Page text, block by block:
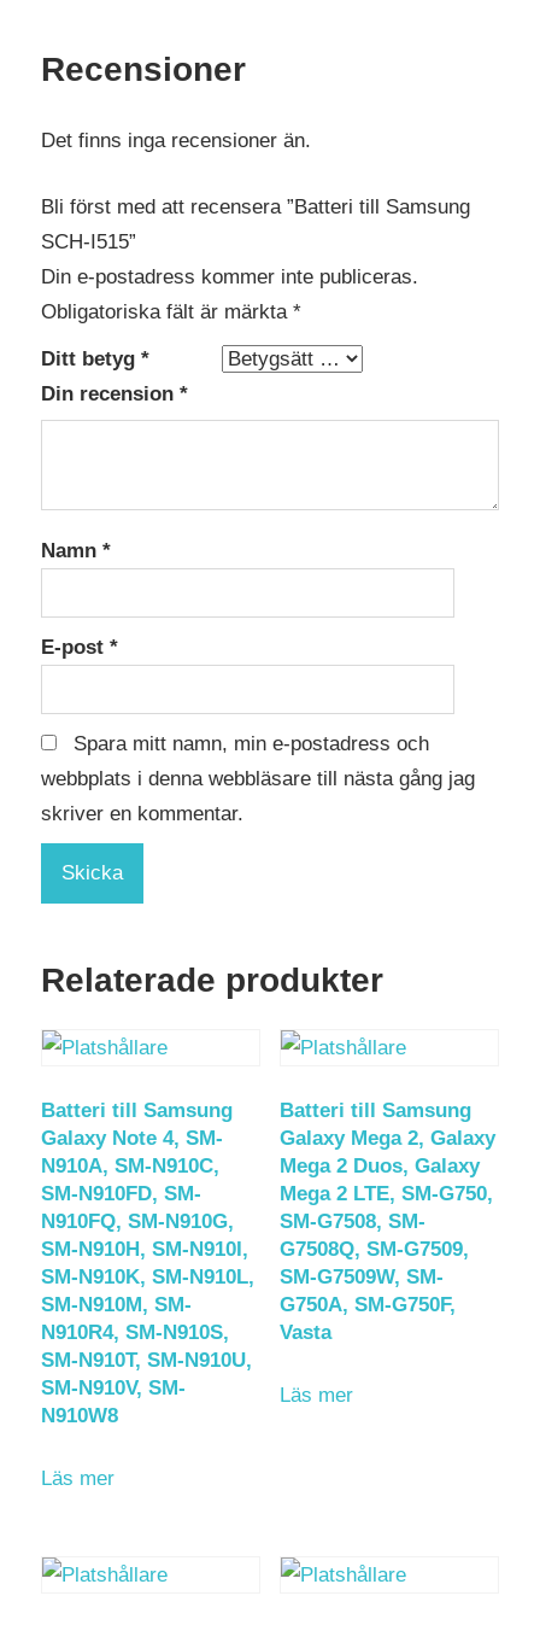
Recensioner
Det finns inga recensioner än.
Bli först med att recensera ”Batteri till Samsung
SCH-I515”
Din e-postadress kommer inte publiceras.
Obligatoriska fält är märkta *
Ditt betyg *
Din recension *
Namn *
E-post *
Spara mitt namn, min e-postadress och
webbplats i denna webbläsare till nästa gång jag
skriver en kommentar.
Relaterade produkter
Batteri till Samsung
Galaxy Note 4, SM-
N910A, SM-N910C,
SM-N910FD, SM-
N910FQ, SM-N910G,
SM-N910H, SM-N910I,
SM-N910K, SM-N910L,
SM-N910M, SM-
N910R4, SM-N910S,
SM-N910T, SM-N910U,
SM-N910V, SM-
N910W8
Läs mer
Batteri till Samsung
Galaxy Mega 2, Galaxy
Mega 2 Duos, Galaxy
Mega 2 LTE, SM-G750,
SM-G7508, SM-
G7508Q, SM-G7509,
SM-G7509W, SM-
G750A, SM-G750F,
Vasta
Läs mer